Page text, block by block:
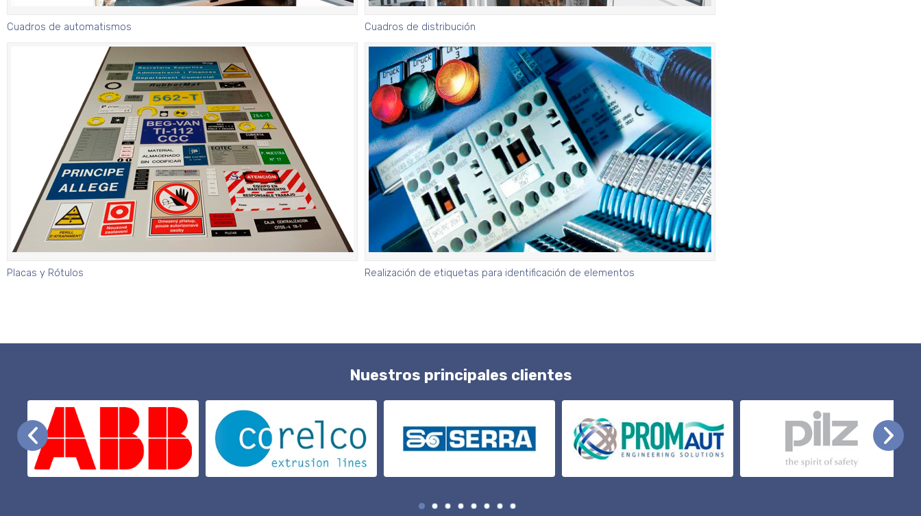
Cuadros de automatismos Cuadros de distribución
Placas y Rótulos Realización de etiquetas para identificación de elementos
Nuestros principales clientes